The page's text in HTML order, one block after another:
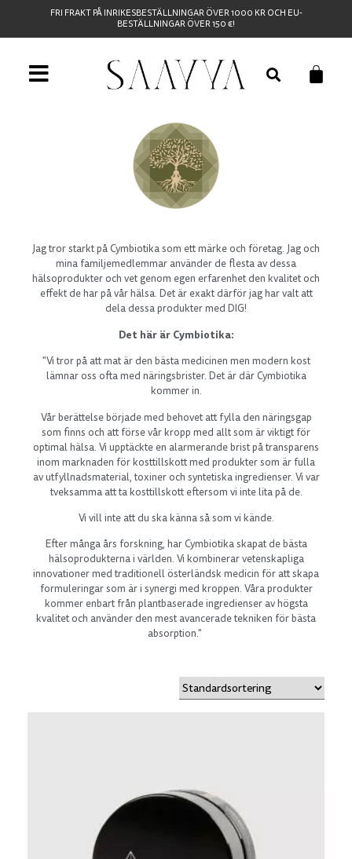
FRI FRAKT PÅ INRIKESBESTÄLLNINGAR ÖVER 1000 KR OCH EU-
BESTÄLLNINGAR ÖVER 150 €!
Jag tror starkt på Cymbiotika som ett märke och företag. Jag och
mina familjemedlemmar använder de flesta av dessa
hälsoprodukter och vet genom egen erfarenhet den kvalitet och
effekt de har på vår hälsa. Det är exakt därför jag har valt att
dela dessa produkter med DIG!
Det här är Cymbiotika:
"Vi tror på att mat är den bästa medicinen men modern kost
lämnar oss ofta med näringsbrister. Det är där Cymbiotika
kommer in.
Vår berättelse började med behovet att fylla den näringsgap
som finns och att förse vår kropp med allt som är viktigt för
optimal hälsa. Vi upptäckte en alarmerande brist på transparens
inom marknaden för kosttillskott med produkter som är fulla
av utfyllnadsmaterial, toxiner och syntetiska ingredienser. Vi var
tveksamma att ta kosttillskott eftersom vi inte lita på de.
Vi vill inte att du ska känna så som vi kände.
Efter många års forskning, har Cymbiotika skapat de bästa
hälsoprodukterna i världen. Vi kombinerar vetenskapliga
innovationer med traditionell österländsk medicin för att skapa
formuleringar som är i synergi med kroppen. Våra produkter
kommer enbart från plantbaserade ingredienser av högsta
kvalitet och använder den mest avancerade tekniken för bästa
absorption."